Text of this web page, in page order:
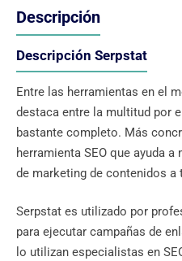
Descripción
Descripción Serpstat
Entre las herramientas en el
destaca entre la multitud por
bastante completo. Más
herramienta SEO que ayuda
de marketing de contenidos a
Serpstat es utilizado por
para ejecutar campañas de
lo utilizan especialistas en